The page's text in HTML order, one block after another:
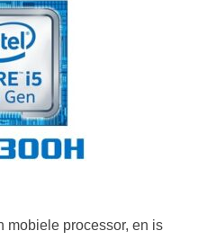
mobiele processor, en is